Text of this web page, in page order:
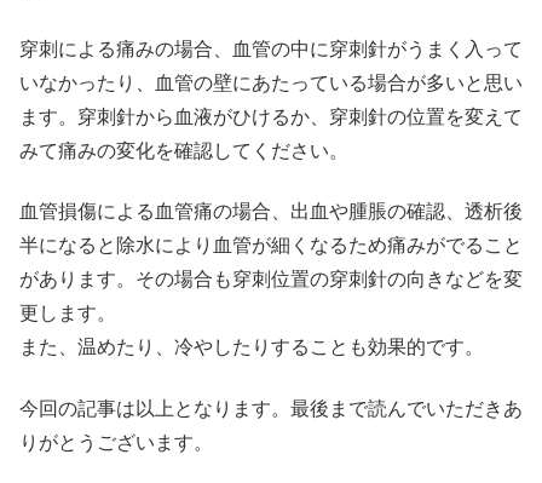
穿刺による痛みの場合、血管の中に穿刺針がうまく入って
いなかったり、血管の壁にあたっている場合が多いと思い
ます。穿刺針から血液がひけるか、穿刺針の位置を変えて
みて痛みの変化を確認してください。
血管損傷による血管痛の場合、出血や腫脹の確認、透析後
半になると除水により血管が細くなるため痛みがでること
があります。その場合も穿刺位置の穿刺針の向きなどを変
更します。
また、温めたり、冷やしたりすることも効果的です。
今回の記事は以上となります。最後まで読んでいただきあ
りがとうございます。